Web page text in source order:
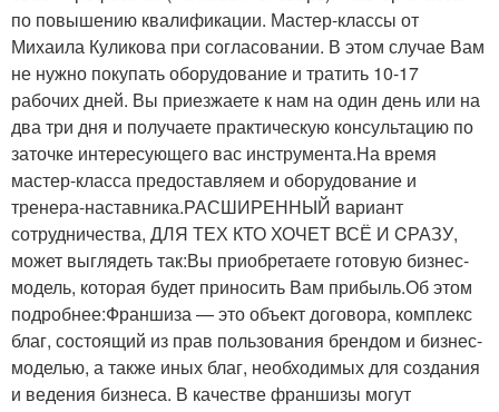
по повышению квалификации. Мастер-классы от
Михаила Куликова при согласовании. В этом случае Вам
не нужно покупать оборудование и тратить 10-17
рабочих дней. Вы приезжаете к нам на один день или на
два три дня и получаете практическую консультацию по
заточке интересующего вас инструмента.На время
мастер-класса предоставляем и оборудование и
тренера-наставника.РАСШИРЕННЫЙ вариант
сотрудничества, ДЛЯ ТЕХ КТО ХОЧЕТ ВСЁ И CРАЗУ,
может выглядеть так:Вы приобретаете готовую бизнес-
модель, которая будет приносить Вам прибыль.Об этом
подробнее:Франшиза — это объект договора, комплекс
благ, состоящий из прав пользования брендом и бизнес-
моделью, а также иных благ, необходимых для создания
и ведения бизнеса. В качестве франшизы могут